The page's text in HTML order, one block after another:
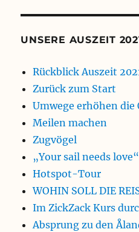
UNSERE AUSZEIT
Rückblick Auszeit
Zurück zum Start
Umwege erhöhen
Meilen machen
Zugvögel
„Your sail needs love“
Hotspot-Tour
WOHIN SOLL DIE
Im ZickZack Kurs
Absprung zu den